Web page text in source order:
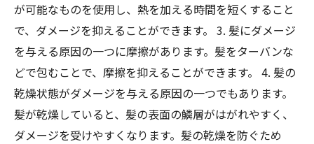
が可能なものを使用し、熱を加える時間を短くすること
で、ダメージを抑えることができます。 3. 髪にダメージ
を与える原因の一つに摩擦があります。髪をターバンな
どで包むことで、摩擦を抑えることができます。 4. 髪の
乾燥状態がダメージを与える原因の一つでもあります。
髪が乾燥していると、髪の表面の鱗層がはがれやすく、
ダメージを受けやすくなります。髪の乾燥を防ぐため